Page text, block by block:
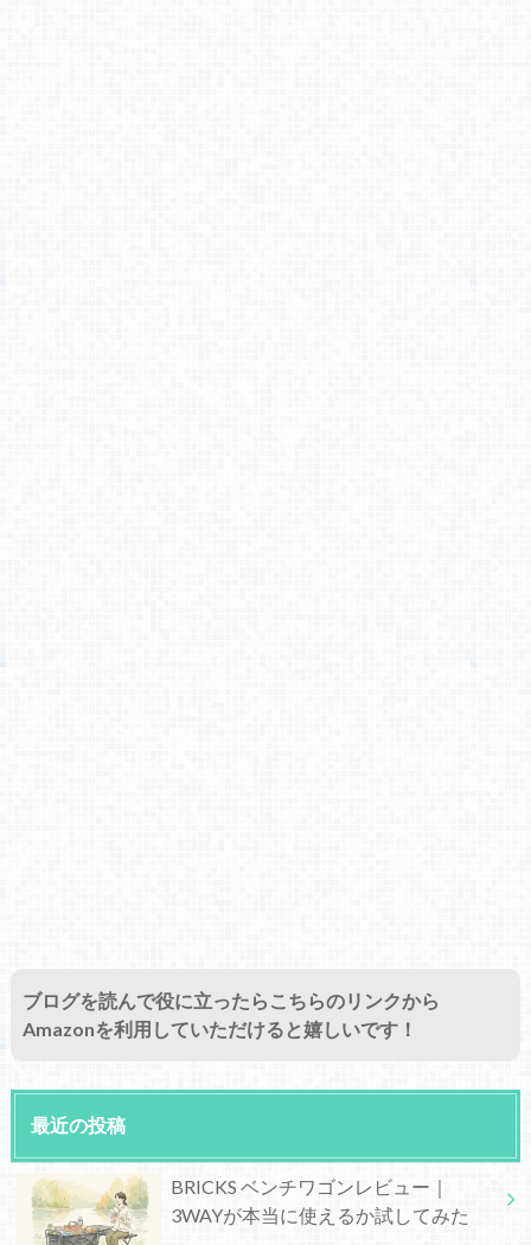
ブログを読んで役に立ったらこちらのリンクから
Amazonを利用していただけると嬉しいです！
最近の投稿
BRICKS ベンチワゴンレビュー｜
3WAYが本当に使えるか試してみた